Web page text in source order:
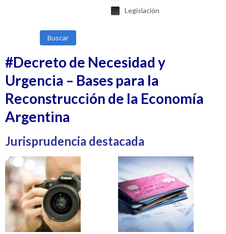
Legislación
Buscar
#Decreto de Necesidad y
Urgencia – Bases para la
Reconstrucción de la Economía
Argentina
Jurisprudencia destacada